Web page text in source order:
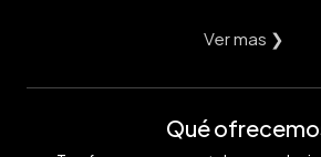
Ver mas ❯
Qué